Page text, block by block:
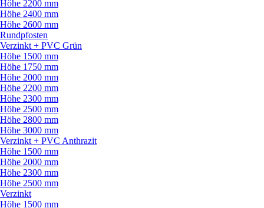
Höhe 2200 mm
Höhe 2400 mm
Höhe 2600 mm
Rundpfosten
Verzinkt + PVC Grün
Höhe 1500 mm
Höhe 1750 mm
Höhe 2000 mm
Höhe 2200 mm
Höhe 2300 mm
Höhe 2500 mm
Höhe 2800 mm
Höhe 3000 mm
Verzinkt + PVC Anthrazit
Höhe 1500 mm
Höhe 2000 mm
Höhe 2300 mm
Höhe 2500 mm
Verzinkt
Höhe 1500 mm